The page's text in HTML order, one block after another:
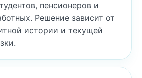
пенсионеров и
Решение зависит от
истории и текущей